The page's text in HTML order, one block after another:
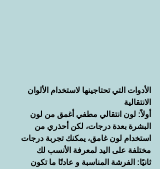
الأدوات التي تحتاجينها لاستخدام الألوان
الانتقالية
أولاً: لون انتقالي مطفي أغمق من لون
البشرة بعدة درجات، لكن أحذري من
استخدام لون غامق، يمكنك تجربة درجات
مختلفة على اليد لمعرفة الأنسب لك
ثانيًا: الفرشة المناسبة و عادتًا ما تكون